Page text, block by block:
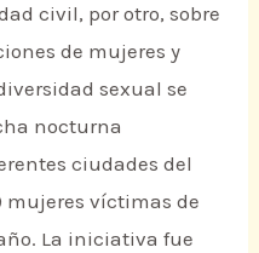
civil, por otro, sobre
de mujeres y
sexual se
nocturna
ciudades del
mujeres víctimas de
La iniciativa fue